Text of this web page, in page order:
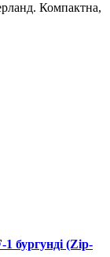
Компактна,
бургунді (Zip-